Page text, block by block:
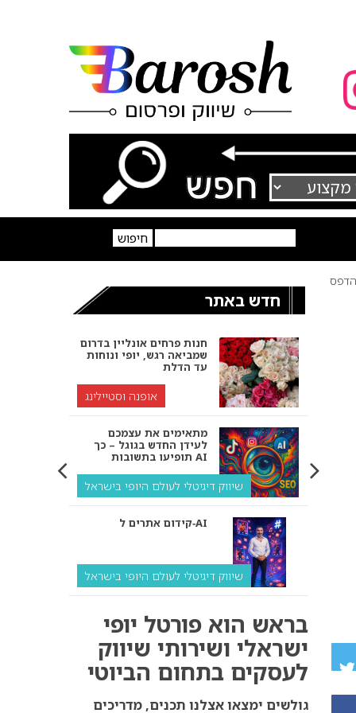
הדפס
חדש באתר
חנות פרחים אונליין בדרום
שמביאה רגש, יופי ונוחות
עד הדלת
אופנה וסטיילינג
מתאימים את עצמכם
לעידן החדש בגוגל – כך
תופיעו בתשובות AI
שיווק דיגיטלי לעולם היופי בישראל
קידום אתרים ל‑AI
שיווק דיגיטלי לעולם היופי בישראל
ולמה העסק שלך צריך
שיווק דיגיטלי לעסקים
קידום ל‑AI לעומת קידום
בראש הוא פורטל יופי
ישראלי ושירותי שיווק
לעסקים בתחום הביוטי
גולשים ימצאו אצלנו תכנים, מדריכים